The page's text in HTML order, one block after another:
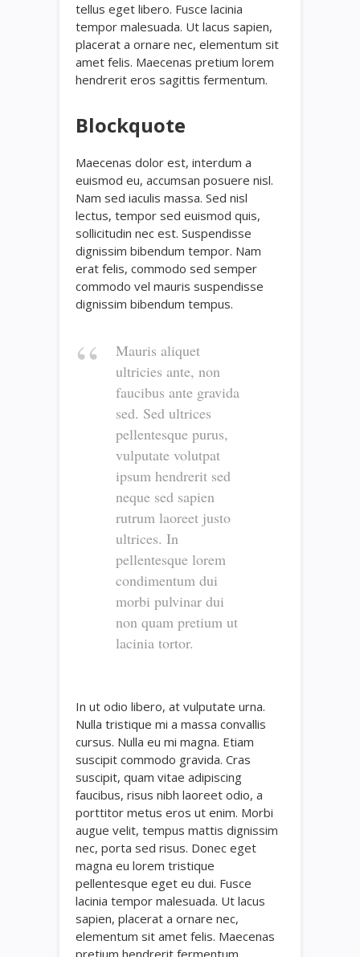
tellus eget libero. Fusce lacinia
tempor malesuada. Ut lacus sapien,
placerat a ornare nec, elementum sit
amet felis. Maecenas pretium lorem
hendrerit eros sagittis fermentum.
Blockquote
Maecenas dolor est, interdum a
euismod eu, accumsan posuere nisl.
Nam sed iaculis massa. Sed nisl
lectus, tempor sed euismod quis,
sollicitudin nec est. Suspendisse
dignissim bibendum tempor. Nam
erat felis, commodo sed semper
commodo vel mauris suspendisse
dignissim bibendum tempus.
Mauris aliquet
ultricies ante, non
faucibus ante gravida
sed. Sed ultrices
pellentesque purus,
vulputate volutpat
ipsum hendrerit sed
neque sed sapien
rutrum laoreet justo
ultrices. In
pellentesque lorem
condimentum dui
morbi pulvinar dui
non quam pretium ut
lacinia tortor.
In ut odio libero, at vulputate urna.
Nulla tristique mi a massa convallis
cursus. Nulla eu mi magna. Etiam
suscipit commodo gravida. Cras
suscipit, quam vitae adipiscing
faucibus, risus nibh laoreet odio, a
porttitor metus eros ut enim. Morbi
augue velit, tempus mattis dignissim
nec, porta sed risus. Donec eget
magna eu lorem tristique
pellentesque eget eu dui. Fusce
lacinia tempor malesuada. Ut lacus
sapien, placerat a ornare nec,
elementum sit amet felis. Maecenas
pretium hendrerit fermentum.